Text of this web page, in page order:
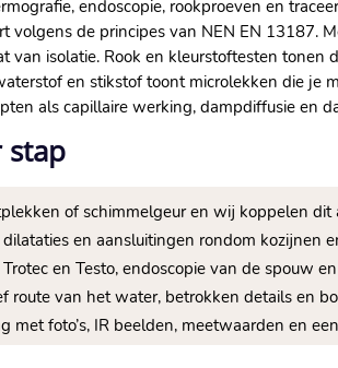
endoscopie, rookproeven en
de principes van NEN EN 13187.​
isolatie.​ Rook en kleurstoftesten
en stikstof toont microlekken die
als capillaire werking, dampdiffusie en
stap
of schimmelgeur en wij koppelen
en aansluitingen rondom kozijnen
en Testo, endoscopie van de spouw
route van het water, betrokken details en
met foto’s, IR beelden, meetwaarden en